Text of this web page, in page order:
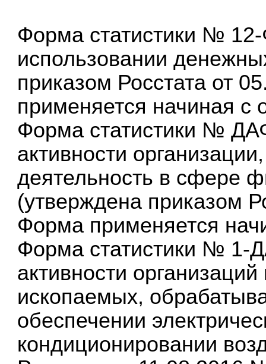
Форма статистики №
использовании
приказом Росстата от
применяется начиная с
Форма статистики №
активности
деятельность в сфере
(утверждена приказом
Форма применяется
Форма статистики № 1-
активности
ископаемых,
обеспечении
кондиционировании